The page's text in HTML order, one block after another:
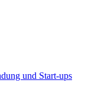
und Start-ups